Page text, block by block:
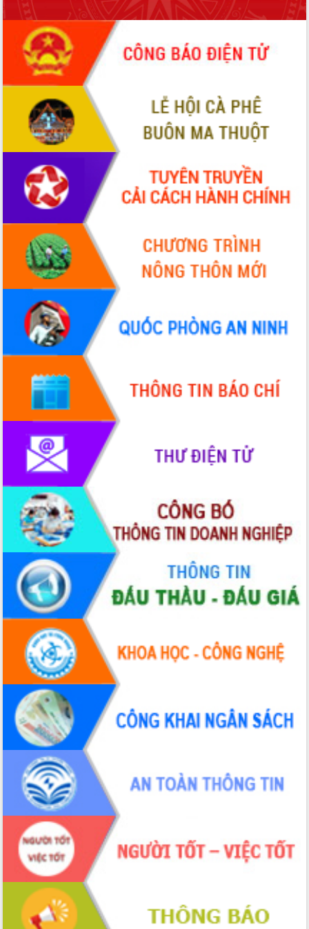
Tập huấn ứng dụng trí tuệ nhân tạo (AI)
trong thương mại điện tử năm 2026
Đoàn đại biểu Quốc hội tỉnh Đắk Lắk
trao đổi thông tin trước Kỳ họp thứ
nhất, Quốc hội khóa XVI
Quyết liệt cải cách hành chính, khơi
thông nguồn lực phát triển
Nâng cao hiệu lực, hiệu quả HĐND
tỉnh thông qua hiện đại hóa hành chính
Xã Ea Phê gắn cải cách hành chính với
Phó Chủ tịch Thường trực UBND tỉnh
Hồ Thị Nguyên Thảo làm việc tại Trung
tâm Phục vụ hành chính công xã Ea
Xây dựng nền hành chính số đồng
hành cùng nông dân dân, doanh nghiệp
Giai đoạn 2026-2030, Đắk Lắk phấn
đấu có 77% xã đạt chuẩn nông thôn
Chuyển đổi số 'mở đường' cho nông
nghiệp Đắk Lắk tăng trưởng bứt phá
Triển khai đồng bộ đo đạc, lập hồ sơ
địa chính, hoàn thiện cơ sở dữ liệu đất
Ứng dụng sinh trắc học - Bước tiến
trong hành trình chuyển đổi số tại Đắk
Đắk Lắk nâng cao hiệu quả công tác
Đảng từ Sổ tay đảng viên điện tử
Đắk Lắk đẩy mạnh nuôi biển công
nghệ, hướng tới phát triển thủy sản
bền vững
Tập huấn nâng cao năng lực triển khai
chuyển đổi số cho cán bộ, công chức
cấp xã
Đắk Lắk phát động hưởng ứng Ngày
Quyền của người tiêu dùng Việt Nam
2026
Đẩy mạnh cải cách hành chính, quyết
tâm đạt được mục tiêu tăng trưởng
hai con số trong năm 2026
Tổ chức trang trọng Lễ hội Đền thờ
Lương Văn Chánh năm 2026
Phó Bí thư Tỉnh ủy Đắk Lắk Đỗ Hữu
Huy giữ chức Bí thư Đảng ủy Ủy Ban
Nhân dân tỉnh
Bệnh án điện tử thúc đẩy chuyển đổi
số y tế tại Đắk Lắk
Chuyển đổi số thư viện: Mở rộng
không gian tri thức trong thời đại số
Đánh giá, rút kinh nghiệm công tác tổ
chức diễn tập trước ngày bầu cử
Chương trình “Gặp gỡ hữu nghị –
Friendship Meeting New Year 2026”
Bầu cử Quốc hội và HĐND: Cử tri Đắk
Lắk gửi gắm niềm tin, kỳ vọng vào lá
phiếu
Đắk Lắk sẵn sàng các điều kiện cho
Ngày hội bầu cử đại biểu Quốc hội
khóa XVI và HĐND các cấp nhiệm kỳ